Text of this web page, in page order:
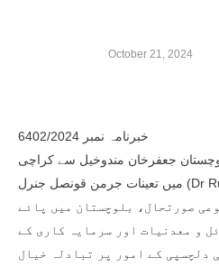
October 21, 2024
خبرنامہ نمبر 6402/2024
گورنربلوچستان جعفرخان مندوخیل سے کراچی
میں تعینات جرمن قونصل جنرل (Dr Ruediger Lotz) نے ملاقات کی.
صورتحال، بلوچستان میں پائے
و معدنیات اور سرمایہ کاری کے
دلچسپی کے امور پر تبادلہ خیال